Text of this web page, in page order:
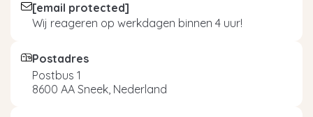
[email protected]
Wij reageren op werkdagen binnen 4 uur!
Postadres
Postbus 1
8600 AA Sneek, Nederland